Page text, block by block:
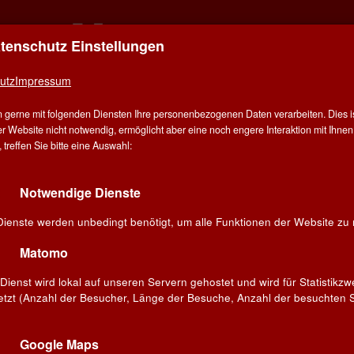
·
Einstellungen
Impressum
gerne mit folgenden Diensten Ihre personenbezogenen Daten verarbeiten. Dies
Website nicht notwendig, ermöglicht aber eine noch engere Interaktion mit
treffen Sie bitte eine Auswahl:
Notwendige Dienste
werden unbedingt benötigt, um alle Funktionen der Website zu
Matomo
wird lokal auf unseren Servern gehostet und wird für
(Anzahl der Besucher, Länge der Besuche, Anzahl der besuchten
Google Maps